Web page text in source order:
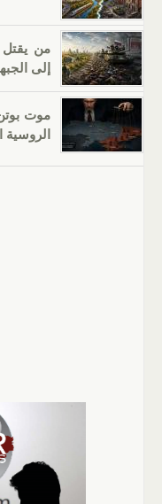
من يقتل
إلى
موت
الروسية